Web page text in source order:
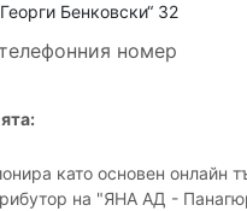
Бенковски“ 32
номер
като основен онлайн
на "ЯНА АД -